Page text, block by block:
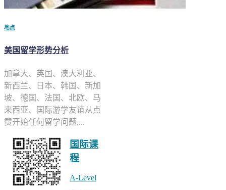
地点
美国留学形势分析
加拿大、英国、澳大利亚、
新西兰、日本、韩国、新加
坡、德国、法国、北欧、马
来西亚、国际游学友谊从点
赞开始任何留学问题,...
国际课
程
A-Level